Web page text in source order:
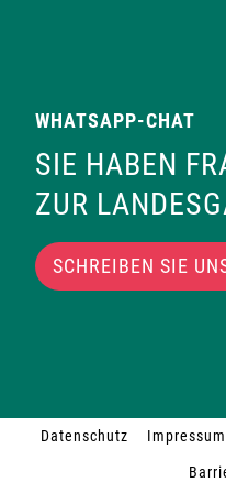
WHATSAPP-CHAT
SIE HABEN
ZUR
SCHREIBEN SIE
Datenschutz Impressum